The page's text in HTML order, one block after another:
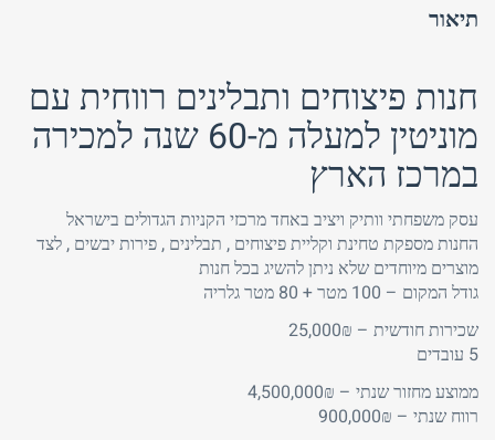
תיאור
חנות פיצוחים ותבלינים רווחית עם
מוניטין למעלה מ-60 שנה למכירה
במרכז הארץ
עסק משפחתי וותיק ויציב באחד מרכזי הקניות הגדולים בישראל
החנות מספקת טחינת וקליית פיצוחים , תבלינים , פירות יבשים , לצד
מוצרים מיוחדים שלא ניתן להשיג בכל חנות
גודל המקום – 100 מטר + 80 מטר גלריה
שכירות חודשית – 25,000₪
5 עובדים
ממוצע מחזור שנתי – 4,500,000₪
רווח שנתי – 900,000₪